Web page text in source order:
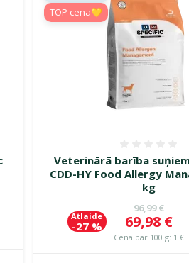
Veterinārā barība
CDD-HY Food Allergy
kg
Oriģinālā
96,99 €
Cena
69,98 €
Cena par 100 g: 1 €
Atlaide
-27 %
TOP cena💛